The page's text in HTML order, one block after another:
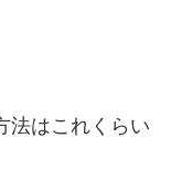
法はこれくらい